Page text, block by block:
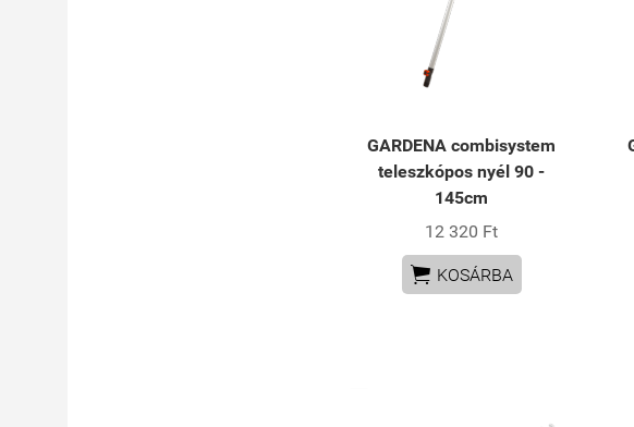
GARDENA combisystem
teleszkópos nyél 90 -
145cm
12 320 Ft
 KOSÁRBA